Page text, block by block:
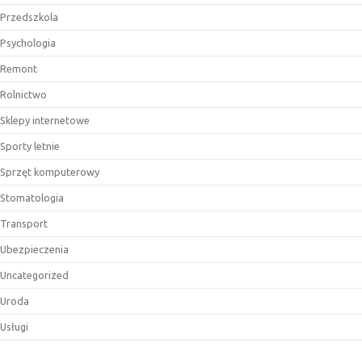
Przedszkola
Psychologia
Remont
Rolnictwo
Sklepy internetowe
Sporty letnie
Sprzęt komputerowy
Stomatologia
Transport
Ubezpieczenia
Uncategorized
Uroda
Usługi